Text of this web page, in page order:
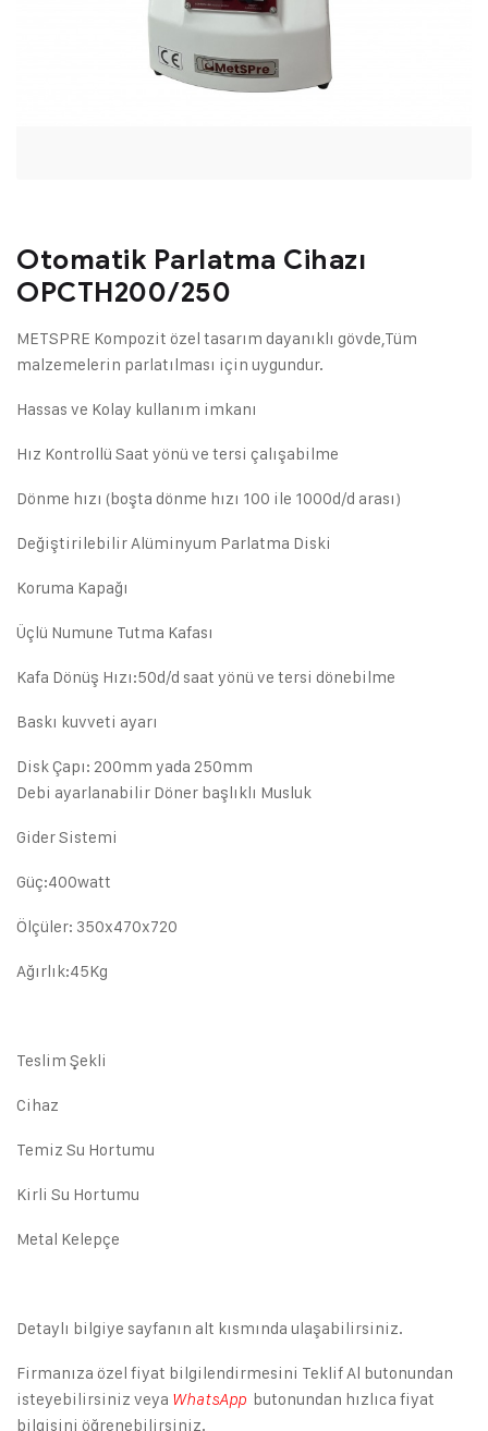
Otomatik Parlatma Cihazı
OPCTH200/250
METSPRE Kompozit özel tasarım dayanıklı gövde,Tüm
malzemelerin parlatılması için uygundur.
Hassas ve Kolay kullanım imkanı
Hız Kontrollü Saat yönü ve tersi çalışabilme
Dönme hızı (boşta dönme hızı 100 ile 1000d/d arası)
Değiştirilebilir Alüminyum Parlatma Diski
Koruma Kapağı
Üçlü Numune Tutma Kafası
Kafa Dönüş Hızı:50d/d saat yönü ve tersi dönebilme
Baskı kuvveti ayarı
Disk Çapı: 200mm yada 250mm
Debi ayarlanabilir Döner başlıklı Musluk
Gider Sistemi
Güç:400watt
Ölçüler: 350x470x720
Ağırlık:45Kg
Teslim Şekli
Cihaz
Temiz Su Hortumu
Kirli Su Hortumu
Metal Kelepçe
Detaylı bilgiye sayfanın alt kısmında ulaşabilirsiniz.
Firmanıza özel fiyat bilgilendirmesini Teklif Al butonundan
isteyebilirsiniz veya WhatsApp butonundan hızlıca fiyat
bilgisini öğrenebilirsiniz.